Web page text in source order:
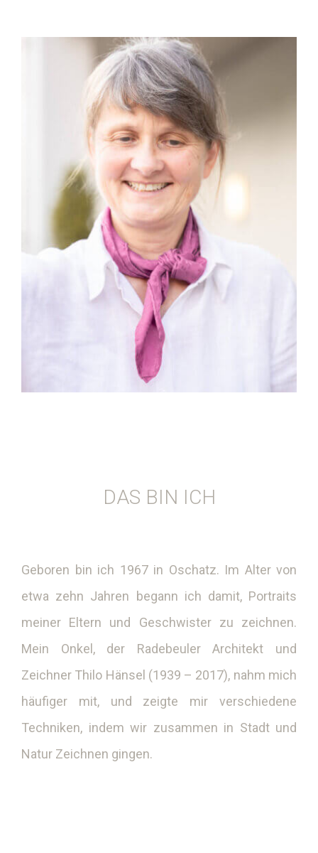
DAS BIN ICH
Geboren bin ich 1967 in Oschatz. Im Alter von
etwa zehn Jahren begann ich damit, Portraits
meiner Eltern und Geschwister zu zeichnen.
Mein Onkel, der Radebeuler Architekt und
Zeichner Thilo Hänsel (1939 – 2017), nahm mich
häufiger mit, und zeigte mir verschiedene
Techniken, indem wir zusammen in Stadt und
Natur Zeichnen gingen.